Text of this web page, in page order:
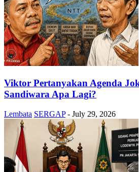
Viktor Pertanyakan Agenda
Sandiwara Apa Lagi?
Lembata SERGAP - July 29, 2026